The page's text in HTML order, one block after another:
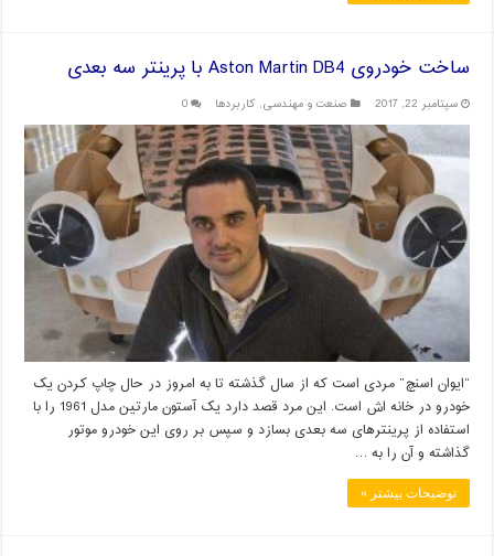
ساخت خودروی Aston Martin DB4 با پرینتر سه بعدی
سپتامبر 22, 2017 صنعت و مهندسی, کاربردها 0
“ایوان اسنچ” مردی است که از سال گذشته تا به امروز در حال چاپ کردن یک
خودرو در خانه اش است. این مرد قصد دارد یک آستون مارتین مدل 1961 را با
استفاده از پرینترهای سه بعدی بسازد و سپس بر روی این خودرو موتور
گذاشته و آن را به …
توضیحات بیشتر »